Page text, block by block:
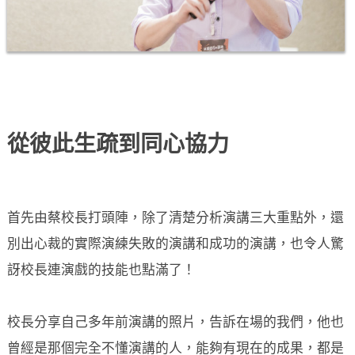
從彼此生疏到同心協力
首先由蔡校長打頭陣，除了清楚分析演講三大重點外，還
別出心裁的實際演練失敗的演講和成功的演講，也令人驚
訝校長連演戲的技能也點滿了！
校長分享自己多年前演講的照片，告訴在場的我們，他也
曾經是那個完全不懂演講的人，能夠有現在的成果，都是